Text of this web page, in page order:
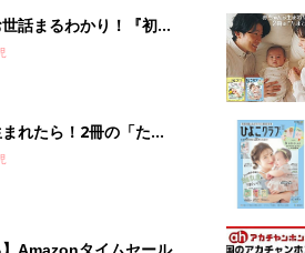
話まるわかり！『初め
ブ 夏号』〈巻頭大特
れたら！2冊の「たま
】Amazonタイムセール